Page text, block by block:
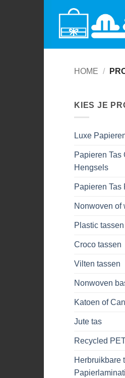
inhoud
HOME /
KIES JE
Luxe
Papieren Tas
Hengsels
Papieren Tas
Nonwoven of
Plastic tassen
Croco tassen
Vilten tassen
Nonwoven
Katoen of
Jute tas
Recycled
Herbruikbare